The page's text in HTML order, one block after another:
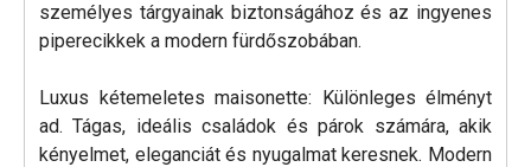
személyes tárgyainak biztonságához és az ingyenes
piperecikkek a modern fürdőszobában.
Luxus kétemeletes maisonette: Különleges élményt
ad. Tágas, ideális családok és párok számára, akik
kényelmet, eleganciát és nyugalmat keresnek. Modern